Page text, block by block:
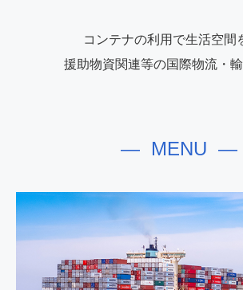
コンテナの利用で生活空間
援助物資関連等の国際物流・
― MENU ―